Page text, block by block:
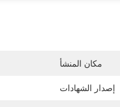
مكان المنشأ
إصدار الشهادات